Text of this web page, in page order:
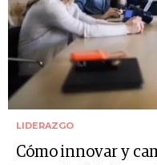
LIDERAZGO
Cómo innovar y